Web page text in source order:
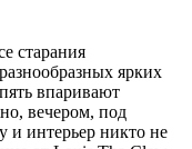
старания
ярких
впаривают
вечером, под
и интерьер никто не